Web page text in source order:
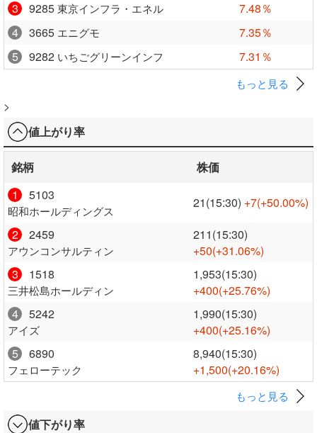
3
9285東京インフラ・エネル
7.48％
4
3665 エニグモ
7.35％
5
9282 いちごグリーンインフ 7.31％
もっと見る
>
値上がり率
銘柄
株価
1
5103
昭和ホールディングス
21(15:30) +7(+50.00%)
2
2459
アウンコンサルティン
211(15:30)
+50(+31.06%)
3
1518
三井松島ホールディン
1,953(15:30)
+400(+25.76%)
4
5242
アイズ
1,990(15:30)
+400(+25.16%)
5
6890
フェローテック
8,940(15:30)
+1,500(+20.16%)
もっと見る
値下がり率